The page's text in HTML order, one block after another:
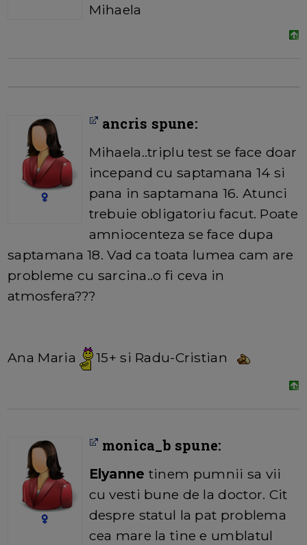
Mihaela
ancris spune:
Mihaela..triplu test se face doar
incepand cu saptamana 14 si
pana in saptamana 16. Atunci
trebuie obligatoriu facut. Poate
amniocenteza se face dupa
saptamana 18. Vad ca toata lumea cam are
probleme cu sarcina..o fi ceva in
atmosfera???
Ana Maria 15+ si Radu-Cristian
monica_b spune:
Elyanne tinem pumnii sa vii
cu vesti bune de la doctor. Cit
despre statul la pat problema
cea mare la tine e umblatul